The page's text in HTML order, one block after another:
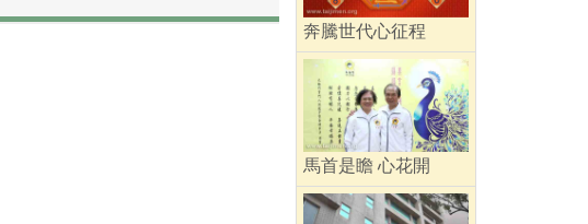
奔騰世代心征程
馬首是瞻 心花開